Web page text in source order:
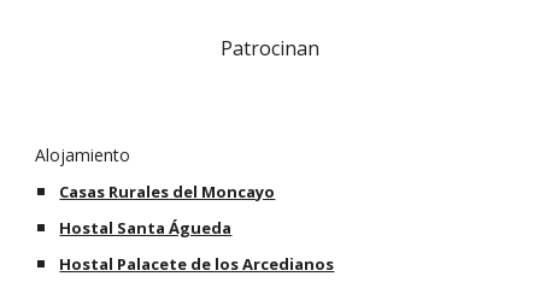
Patrocinan
Alojamiento
Casas Rurales del Moncayo
Hostal Santa Águeda
Hostal Palacete de los Arcedianos